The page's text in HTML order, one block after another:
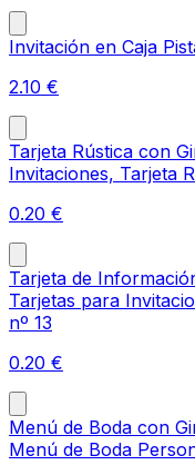
Invitación en Caja
2.10 €
Tarjeta Rústica con
Invitaciones, Tarjeta
0.20 €
Tarjeta de
Tarjetas para
nº 13
0.20 €
Menú de Boda con
Menú de Boda